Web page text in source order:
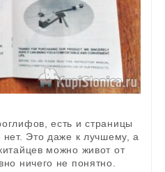
есть и страницы
нет. Это даже к лучшему, а
можно живот от
ничего не понятно.